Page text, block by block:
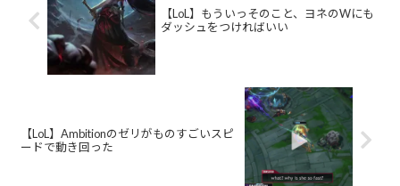
【LoL】もういっそのこと、ヨネのWにも
ダッシュをつければいい
【LoL】Ambitionのゼリがものすごいスピ
ードで動き回った